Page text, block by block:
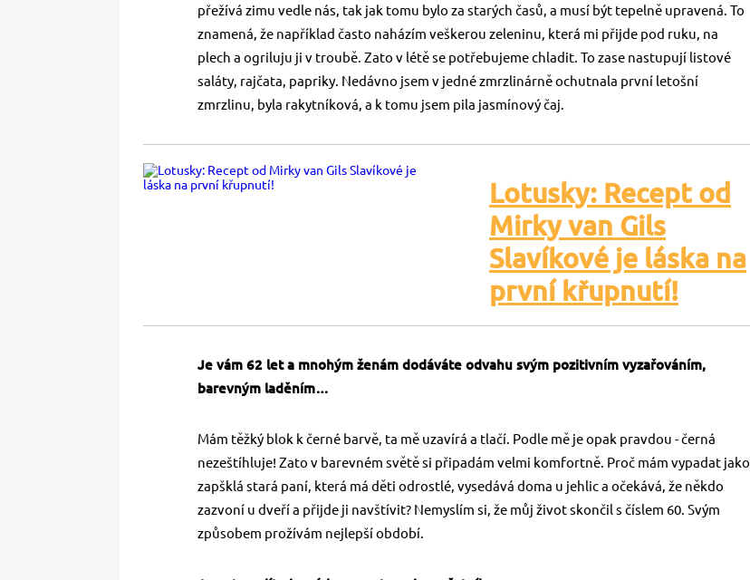
přežívá zimu vedle nás, tak jak tomu bylo za starých časů, a musí být tepelně upravená. To
znamená, že například často naházím veškerou zeleninu, která mi přijde pod ruku, na
plech a ogriluju ji v troubě. Zato v létě se potřebujeme chladit. To zase nastupují listové
saláty, rajčata, papriky. Nedávno jsem v jedné zmrzlinárně ochutnala první letošní
zmrzlinu, byla rakytníková, a k tomu jsem pila jasmínový čaj.
Lotusky: Recept od
Mirky van Gils
Slavíkové je láska na
první křupnutí!
Je vám 62 let a mnohým ženám dodáváte odvahu svým pozitivním vyzařováním,
barevným laděním…
Mám těžký blok k černé barvě, ta mě uzavírá a tlačí. Podle mě je opak pravdou - černá
nezeštíhluje! Zato v barevném světě si připadám velmi komfortně. Proč mám vypadat jako
zapšklá stará paní, která má děti odrostlé, vysedává doma u jehlic a očekává, že někdo
zazvoní u dveří a přijde ji navštívit? Nemyslím si, že můj život skončil s číslem 60. Svým
způsobem prožívám nejlepší období.